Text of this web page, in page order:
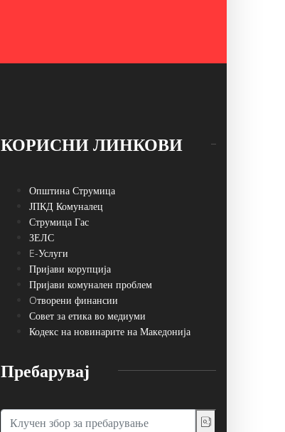
КОРИСНИ ЛИНКОВИ
Општина Струмица
ЈПКД Комуналец
Струмица Гас
ЗЕЛС
E-Услуги
Пријави корупција
Пријави комунален проблем
Oтворени финансии
Совет за етика во медиуми
Кодекс на новинарите на Македонија
Пребарувај